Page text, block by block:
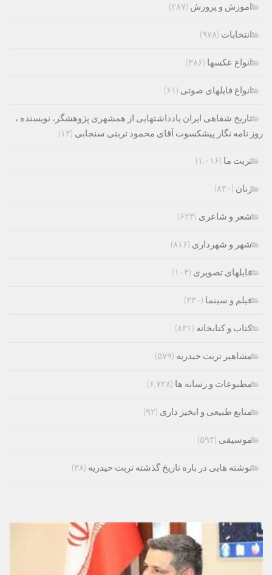
اموزش و پرورش (۲۸۷)
انتخابات (۹۷۸)
انواع عکسها (۳۸۶)
انواع فایلهای صوتی (۶۱)
تاریخ شفاهی ایران یادداشتهایی از همشهری پژوهشگر، نویسنده ،
روز نامه نگار پیشکسوت آقای محمود تربتی سنجابی (۱۲)
تربت ما (۱,۰۱۶)
زنان (۸۲۰)
شعر و شاعری (۶۲۳)
شهر و شهرداری (۸۱۶)
فایلهای تصویری (۱۰۴)
فیلم و سینما (۳۳۰)
کتاب و کتابخانه (۸۳۱)
مشاهیر تربت حیدریه (۵۷۹)
مطبوعات و رسانه ها (۶,۷۲۸)
منابع طبیعی و ابخیز داری (۹۲)
موسیقی (۵۹۳)
نوشته هایی در باره تاریخ گذشته تربت حیدریه (۳۸)